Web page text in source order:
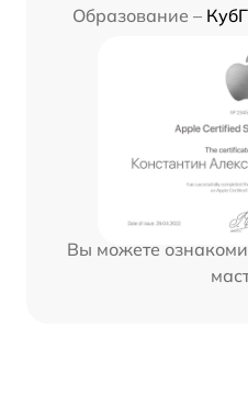
Образование –
Вы можете